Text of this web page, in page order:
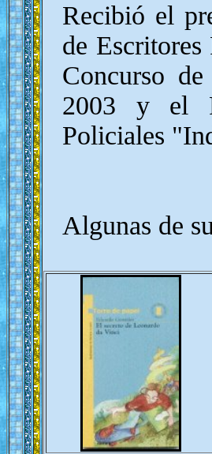
Recibió el
de
Concurso
2003 y el
Policiales
Algunas de